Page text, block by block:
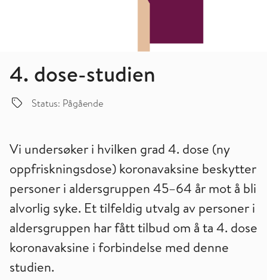
4. dose-studien
Status: Pågående
Vi undersøker i hvilken grad 4. dose (ny
oppfriskningsdose) koronavaksine beskytter
personer i aldersgruppen 45–64 år mot å bli
alvorlig syke. Et tilfeldig utvalg av personer i
aldersgruppen har fått tilbud om å ta 4. dose
koronavaksine i forbindelse med denne
studien.